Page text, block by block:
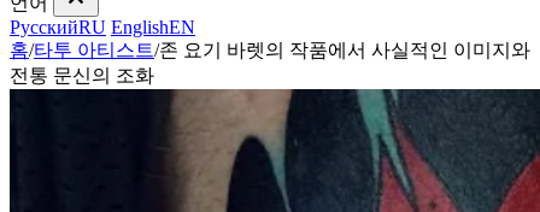
РусскийRU EnglishEN
홈/타투 아티스트/존 요기 바렛의 작품에서 사실적인 이미지와
전통 문신의 조화